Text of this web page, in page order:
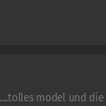
model und die